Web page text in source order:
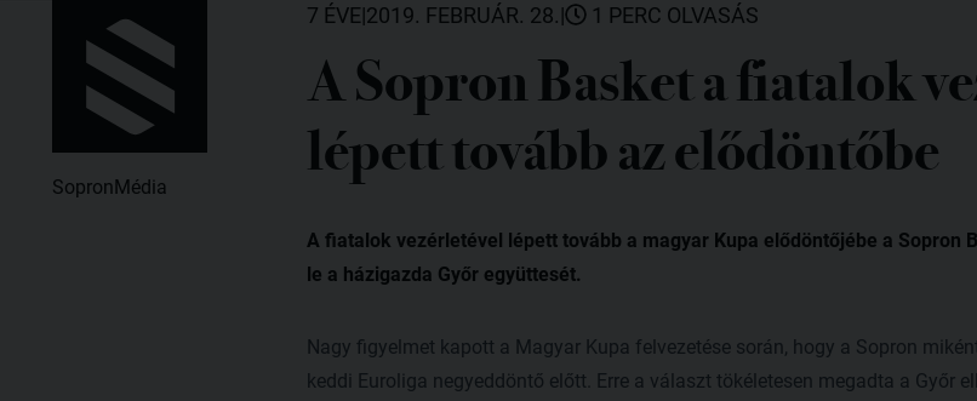
SopronMédia
7 ÉVE|2019. FEBRUÁR. 28.| 1 PERC OLVASÁS
A Sopron Basket a fiatalok
lépett tovább az elődöntőbe
A fiatalok vezérletével lépett tovább a magyar Kupa elődöntőjébe a Sopron
le a házigazda Győr együttesét.
Nagy figyelmet kapott a Magyar Kupa felvezetése során, hogy a Sopron
keddi Euroliga negyeddöntő előtt. Erre a választ tökéletesen megadta a Győr